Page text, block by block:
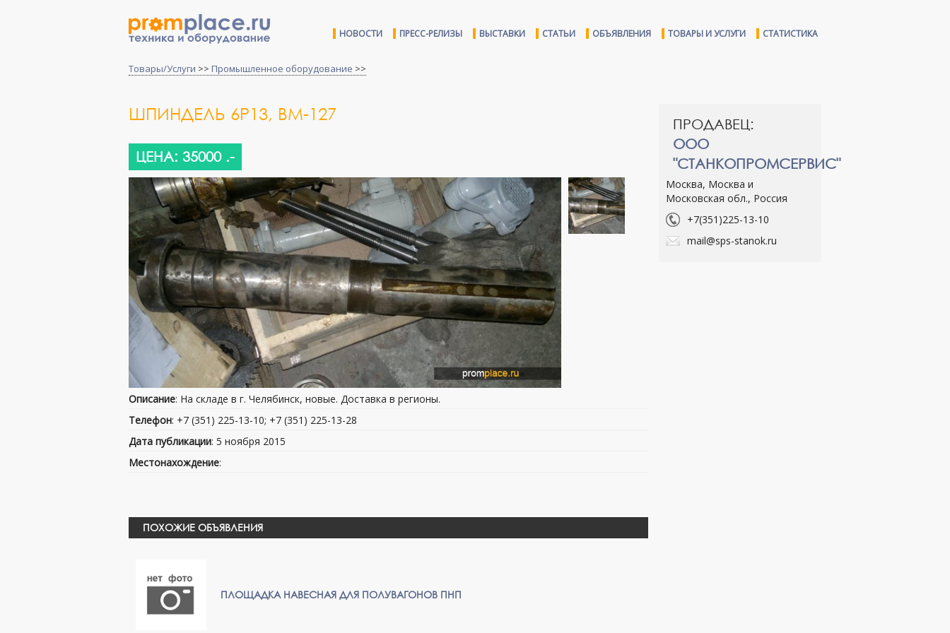
НОВОСТИ ПРЕСС-РЕЛИЗЫ ВЫСТАВКИ СТАТЬИ ОБЪЯВЛЕНИЯ ТОВАРЫ И УСЛУГИ СТАТИСТИКА
Товары/Услуги >> Промышленное оборудование >>
ШПИНДЕЛЬ 6Р13, ВМ-127
ЦЕНА: 35000 .-
Описание: На складе в г. Челябинск, новые. Доставка в регионы.
Телефон: +7 (351) 225-13-10; +7 (351) 225-13-28
Дата публикации: 5 ноября 2015
Местонахождение:
ПОХОЖИЕ ОБЪЯВЛЕНИЯ
ПЛОЩАДКА НАВЕСНАЯ ДЛЯ ПОЛУВАГОНОВ ПНП
ПРОДАВЕЦ:
ООО
"СТАНКОПРОМСЕРВИС"
Москва, Москва и
Московская обл., Россия
+7(351)225-13-10
mail@sps-stanok.ru